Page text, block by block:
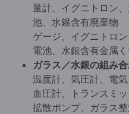
量計、イグニトロン
池、水銀含有廃棄物
ゲージ、イグニトロ
電池、水銀含有金属
ガラス／水銀の組み
温度計、気圧計、電
血圧計、トランスミ
拡散ポンプ、ガラス